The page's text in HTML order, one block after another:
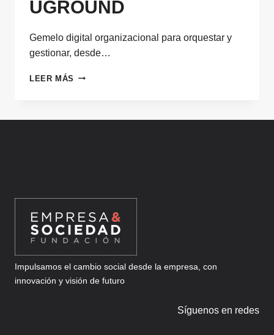
UGROUND
Gemelo digital organizacional para orquestar y
gestionar, desde…
LEER MÁS UGROUND
Impulsamos el cambio social desde la empresa, con
innovación y visión de futuro
Síguenos en redes